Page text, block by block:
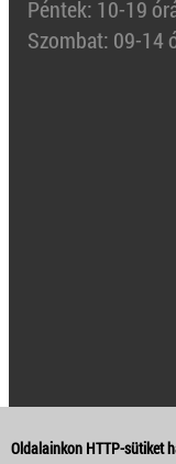
Péntek: 10-19
Szombat: 09-14
Oldalainkon HTTP-sütiket